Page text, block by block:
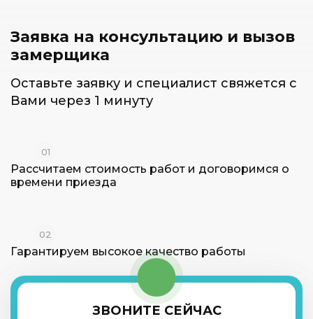
Заявка на консультацию и вызов
замерщика
Оставьте заявку и специалист свяжется с
Вами через 1 минуту
01
Рассчитаем стоимость работ и договоримся о
времени приезда
02
Гарантируем высокое качество работы
ЗВОНИТЕ СЕЙЧАС